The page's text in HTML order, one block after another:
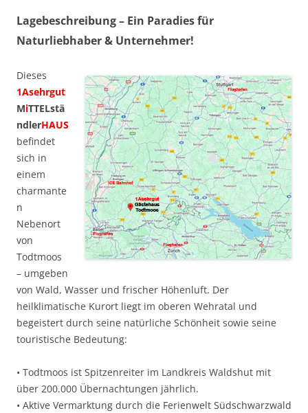
Lagebeschreibung – Ein Paradies für
Naturliebhaber & Unternehmer!
Dieses
1Asehrgut
MiTTELstä
ndlerHAUS
befindet
sich in
einem
charmante
n
Nebenort
von
Todtmoos
– umgeben
von Wald, Wasser und frischer Höhenluft. Der
heilklimatische Kurort liegt im oberen Wehratal und
begeistert durch seine natürliche Schönheit sowie seine
touristische Bedeutung:
• Todtmoos ist Spitzenreiter im Landkreis Waldshut mit
über 200.000 Übernachtungen jährlich.
• Aktive Vermarktung durch die Ferienwelt Südschwarzwald